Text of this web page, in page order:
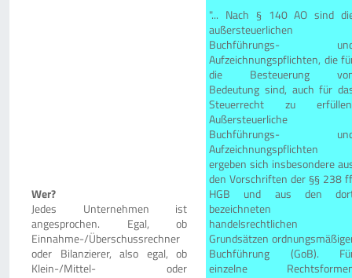
Wer?
Jedes Unternehmen ist
angesprochen. Egal, ob
Einnahme-/Überschussrechner
oder Bilanzierer, also egal, ob
Klein-/Mittel- oder
"... Nach § 140 AO sind
außersteuerlichen
Buchführungs-
Aufzeichnungspflichten, die
die Besteuerung
Bedeutung sind, auch für
Steuerrecht zu
Außersteuerliche
Buchführungs-
Aufzeichnungspflichten
ergeben sich insbesondere
den Vorschriften der §§ 238
HGB und aus den
bezeichneten
handelsrechtlichen
Grundsätzen
Buchführung (GoB).
einzelne